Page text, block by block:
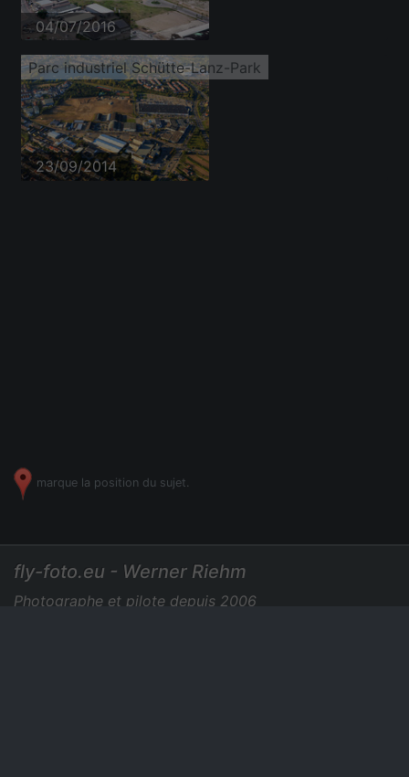
04/07/2016
Parc industriel Schütte-Lanz-Park
23/09/2014
marque la position du sujet.
fly-foto.eu - Werner Riehm
Photographe et pilote depuis 2006